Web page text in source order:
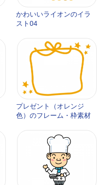
かわいいライオンのイラ
スト04
プレゼント（オレンジ
色）のフレーム・枠素材